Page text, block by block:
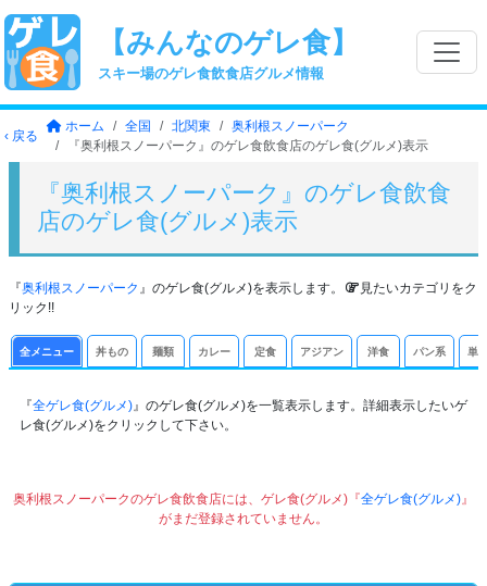
【みんなのゲレ食】
スキー場のゲレ食飲食店グルメ情報
‹ 戻る
ホーム 全国 北関東
奥利根スノーパーク
『奥利根スノーパーク』のゲレ食飲食店のゲレ食(グルメ)表示
『奥利根スノーパーク』のゲレ食飲食
店のゲレ食(グルメ)表示
『奥利根スノーパーク 』のゲレ食(グルメ)を表示します。
見たいカテゴリをク
リック!!
全メニュー 丼もの 麺類 カレー 定食 アジアン 洋食 パン系 単
『全ゲレ食(グルメ)』のゲレ食(グルメ)を一覧表示します。詳細表示したいゲ
レ食(グルメ)をクリックして下さい。
奥利根スノーパークのゲレ食飲食店には、ゲレ食(グルメ)『全ゲレ食(グルメ)』
がまだ登録されていません。